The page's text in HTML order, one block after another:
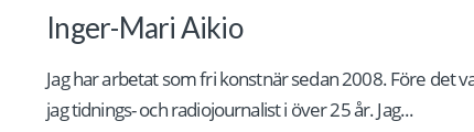
Inger-Mari Aikio
Jag har arbetat som fri konstnär sedan 2008. Före det
jag tidnings- och radiojournalist i över 25 år. Jag...